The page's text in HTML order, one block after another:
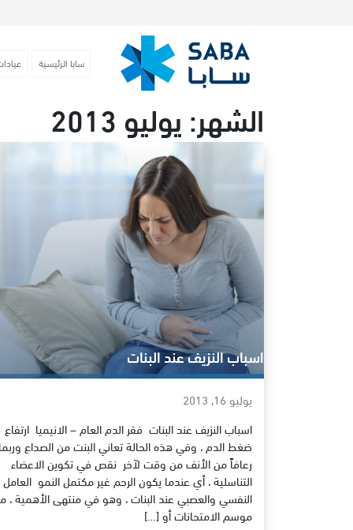
سابا الرئيسية
الشهر: يوليو 2013
اسباب النزيف عند البنات
يوليو 16, 2013
اسباب النزيف عند البنات فقر الدم العام – الانيميا ارتفاع
ضغط الدم ، وفي هذه الحالة تعاني البنت من الصداع
رعافاً من الأنف من وقت لآخر نقص في تكوين الاعضاء
التناسلية ، أي عندما يكون الرحم غير مكتمل النمو العامل
النفسي والعصبي عند البنات ، وهو في منتهى الأهمية ،
موسم الامتحانات أو […]